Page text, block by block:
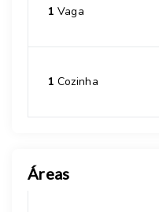
1 Vaga
1 Cozinha
Áreas